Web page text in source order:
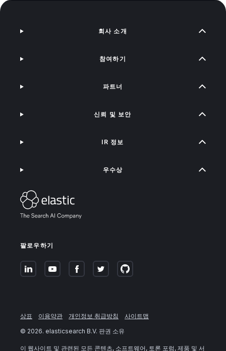
팔로우하기
회사 소개
참여하기
파트너
신뢰 및 보안
IR 정보
우수상
상표 이용약관 개인정보 취급방침
사이트맵
© 2026. elasticsearch B.V. 판권 소유
이 웹사이트 및 관련된 모든 콘텐츠, 소프트웨어, 토론 포럼, 제품 및 서